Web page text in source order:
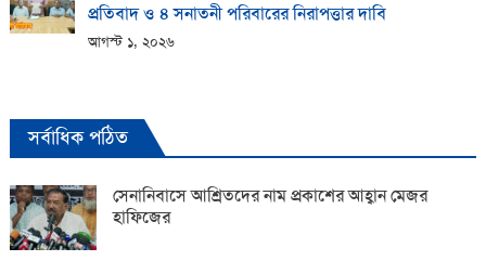
প্রতিবাদ ও ৪ সনাতনী পরিবারের নিরাপত্তার দাবি
আগস্ট ১, ২০২৬
সর্বাধিক পঠিত
সেনানিবাসে আশ্রিতদের নাম প্রকাশের আহ্বান মেজর
হাফিজের